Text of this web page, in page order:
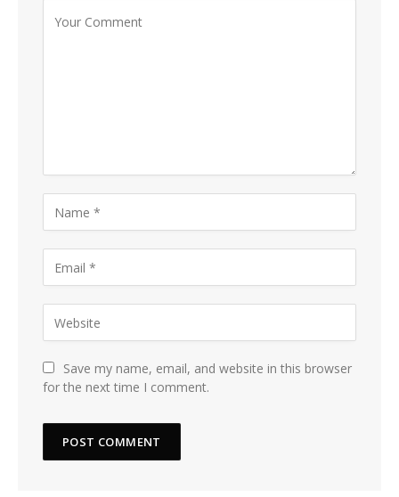
Save my name, email, and website in this browser
for the next time I comment.